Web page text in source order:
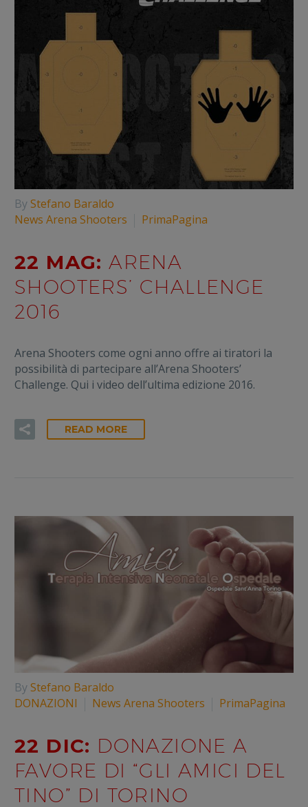
ByStefano Baraldo
News Arena Shooters
PrimaPagina
22 MAG: ARENA
SHOOTERS’ CHALLENGE
2016
Arena Shooters come ogni anno offre ai tiratori la
possibilità di partecipare all’Arena Shooters’
Challenge. Qui i video dell’ultima edizione 2016.
READ MORE
ByStefano Baraldo
DONAZIONI
News Arena Shooters PrimaPagina
22 DIC: DONAZIONE A
FAVORE DI “GLI AMICI DEL
TINO” DI TORINO